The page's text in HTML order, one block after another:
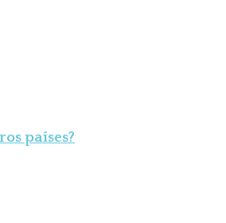
países?